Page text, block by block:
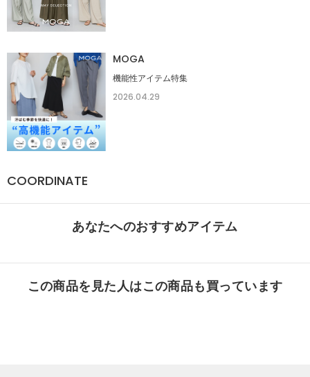
MOGA
機能性アイテム特集
2026.04.29
COORDINATE
あなたへのおすすめアイテム
この商品を見た人はこの商品も買っています